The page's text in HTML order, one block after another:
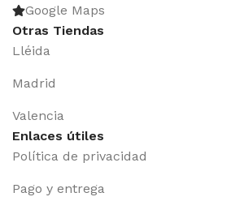
Google Maps
Otras Tiendas
Lléida
Madrid
Valencia
Enlaces útiles
Política de privacidad
Pago y entrega